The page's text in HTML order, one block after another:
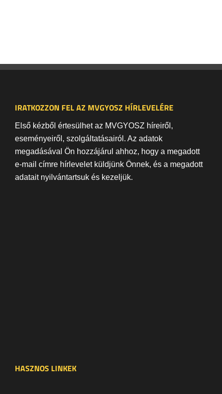
IRATKOZZON FEL AZ MVGYOSZ HÍRLEVELÉRE
Első kézből értesülhet az MVGYOSZ híreiről,
eseményeiről, szolgáltatásairól. Az adatok
megadásával Ön hozzájárul ahhoz, hogy a megadott
e-mail címre hírlevelet küldjünk Önnek, és a megadott
adatait nyilvántartsuk és kezeljük.
HASZNOS LINKEK